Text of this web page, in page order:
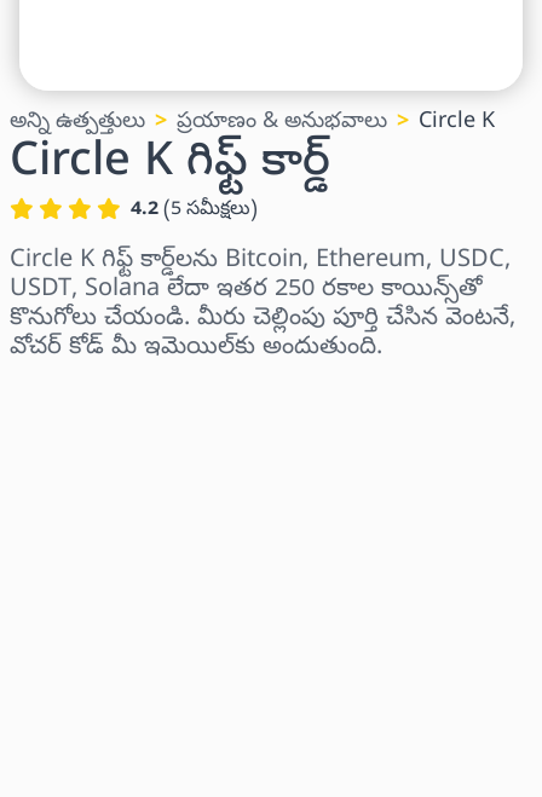
అన్ని ఉత్పత్తులు ప్రయాణం & అనుభవాలు Circle K
Circle K గిఫ్ట్ కార్డ్
4.2(5సమీక్షలు)
Circle K గిఫ్ట్ కార్డ్‌లను Bitcoin, Ethereum, USDC,
USDT, Solana లేదా ఇతర 250 రకాల కాయిన్స్‌తో
కొనుగోలు చేయండి. మీరు చెల్లింపు పూర్తి చేసిన వెంటనే,
వోచర్ కోడ్ మీ ఇమెయిల్‌కు అందుతుంది.